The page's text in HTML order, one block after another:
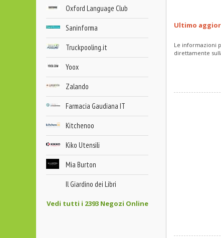
Oxford Language Club
Saninforma
Truckpooling.it
Yoox
Zalando
Farmacia Gaudiana IT
Kitchenoo
Kiko Utensili
Mia Burton
Il Giardino dei Libri
Vedi tutti i 2393 Negozi Online
Ultimo
Le informazioni
direttamente